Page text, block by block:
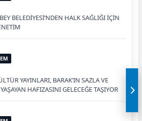
BELEDİYESİ’NDEN HALK SAĞLIĞI İÇİN
YAYINLARI, BARAK’IN SAZLA VE
HAFIZASINI GELECEĞE TAŞIYOR